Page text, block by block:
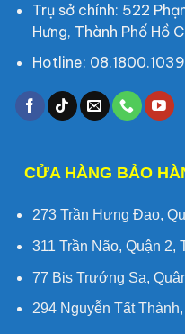
Trụ sở chính: 522
Hưng, Thành Phố Hồ
Hotline: 08.1800.1039
CỬA HÀNG BẢO
273 Trần Hưng Đạo,
311 Trần Não, Quận 2,
77 Bis Trướng Sa,
294 Nguyễn Tất